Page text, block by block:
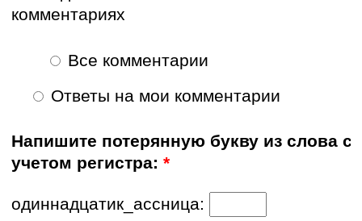
комментариях
Все комментарии
Ответы на мои комментарии
Напишите потерянную букву из слова с
учетом регистра:*
одиннадцатик_ассница: